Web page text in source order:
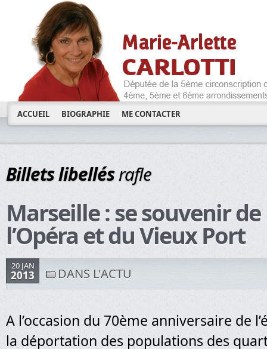
ACCUEIL BIOGRAPHIE ME CONTACTER
Billets libellésrafle
Marseille : se souvenir
l’Opéra et du Vieux Port
20 JAN
2013 DANS L'ACTU
A l’occasion du 70ème anniversaire de
la déportation des populations des